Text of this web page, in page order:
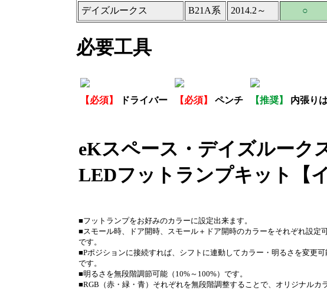
デイズルークス B21A系 2014.2～ ○
必要工具
【必須】 ドライバー 【必須】 ペンチ 【推奨】 内張り
eKスペース・デイズルーク
LEDフットランプキット【
■フットランプをお好みのカラーに設定出来ます。
■スモール時、ドア開時、スモール＋ドア開時のカラーをそれぞれ設定
です。
■Pポジションに接続すれば、シフトに連動してカラー・明るさを変更可
です。
■明るさを無段階調節可能（10%～100%）です。
■RGB（赤・緑・青）それぞれを無段階調整することで、オリジナルカ